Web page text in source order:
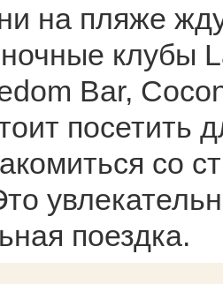
на пляже
клубы
Bar,
посетить
со
поездка.